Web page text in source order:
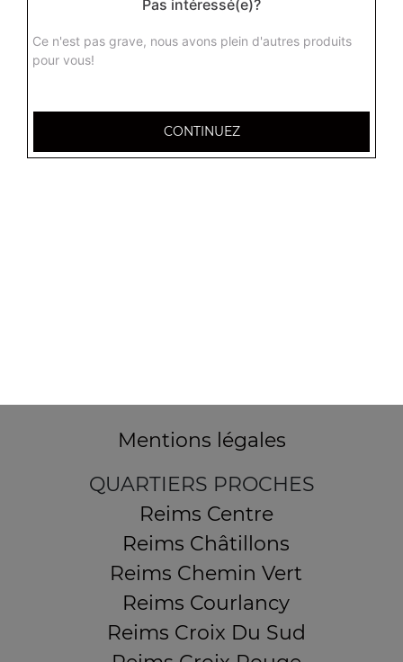
Assiette 2 viandes
Mentions légales
QUARTIERS PROCHES
Reims Centre
Reims Châtillons
Reims Chemin Vert
Reims Courlancy
Reims Croix Du Sud
Pas intéressé(e)?
Ce n'est pas grave, nous avons plein d'autres produits
pour vous!
CONTINUEZ